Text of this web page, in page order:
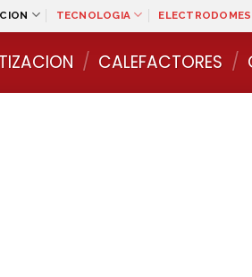
TECNOLOGIA
/ CALEFACTORES /